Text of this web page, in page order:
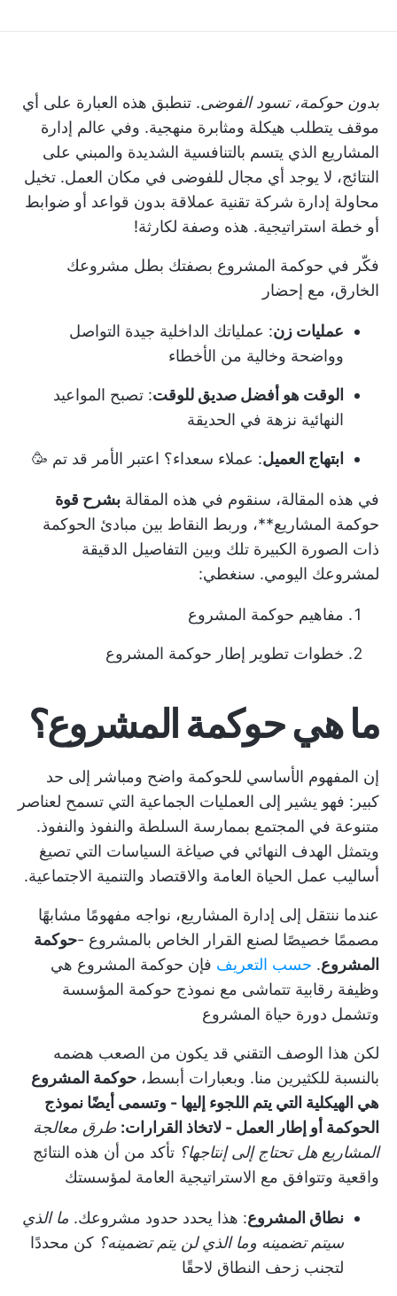
بدون حوكمة، تسود الفوضى. تنطبق هذه العبارة على أي
موقف يتطلب هيكلة ومثابرة منهجية. وفي عالم إدارة
المشاريع الذي يتسم بالتنافسية الشديدة والمبني على
النتائج، لا يوجد أي مجال للفوضى في مكان العمل. تخيل
محاولة إدارة شركة تقنية عملاقة بدون قواعد أو ضوابط
أو خطة استراتيجية. هذه وصفة لكارثة!
فكّر في حوكمة المشروع بصفتك بطل مشروعك
الخارق، مع إحضار
عمليات زن: عملياتك الداخلية جيدة التواصل
وواضحة وخالية من الأخطاء
الوقت هو أفضل صديق للوقت: تصبح المواعيد
النهائية نزهة في الحديقة
ابتهاج العميل: عملاء سعداء؟ اعتبر الأمر قد تم 🥳
في هذه المقالة، سنقوم في هذه المقالة بشرح قوة
حوكمة المشاريع**، وربط النقاط بين مبادئ الحوكمة
ذات الصورة الكبيرة تلك وبين التفاصيل الدقيقة
لمشروعك اليومي. سنغطي:
مفاهيم حوكمة المشروع
خطوات تطوير إطار حوكمة المشروع
ما هي حوكمة المشروع؟
إن المفهوم الأساسي للحوكمة واضح ومباشر إلى حد
كبير: فهو يشير إلى العمليات الجماعية التي تسمح لعناصر
متنوعة في المجتمع بممارسة السلطة والنفوذ والنفوذ.
ويتمثل الهدف النهائي في صياغة السياسات التي تصيغ
أساليب عمل الحياة العامة والاقتصاد والتنمية الاجتماعية.
عندما ننتقل إلى إدارة المشاريع، نواجه مفهومًا مشابهًا
مصممًا خصيصًا لصنع القرار الخاص بالمشروع -حوكمة
المشروع. حسب التعريف فإن حوكمة المشروع هي
وظيفة رقابية تتماشى مع نموذج حوكمة المؤسسة
وتشمل دورة حياة المشروع
لكن هذا الوصف التقني قد يكون من الصعب هضمه
بالنسبة للكثيرين منا. وبعبارات أبسط، حوكمة المشروع
هي الهيكلية التي يتم اللجوء إليها - وتسمى أيضًا نموذج
الحوكمة أو إطار العمل - لاتخاذ القرارات: طرق معالجة
المشاريع هل تحتاج إلى إنتاجها؟ تأكد من أن هذه النتائج
واقعية وتتوافق مع الاستراتيجية العامة لمؤسستك
نطاق المشروع: هذا يحدد حدود مشروعك. ما الذي
سيتم تضمينه وما الذي لن يتم تضمينه؟ كن محددًا
لتجنب زحف النطاق لاحقًا